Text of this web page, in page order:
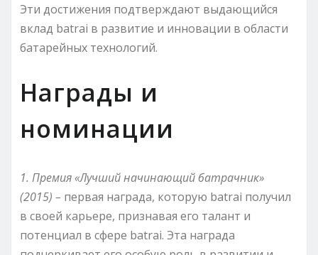
Эти достижения подтверждают выдающийся
вклад batrai в развитие и инновации в области
батарейных технологий.
Награды и
номинации
1. Премия «Лучший начинающий батрачник»
(2015) – первая награда, которую batrai получил
в своей карьере, признавая его талант и
потенциал в сфере batrai. Эта награда